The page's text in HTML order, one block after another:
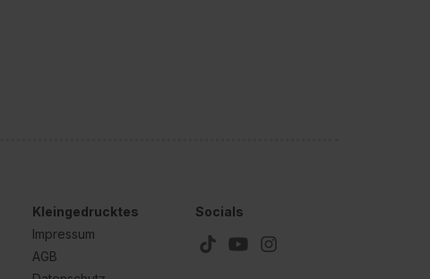
Kleingedrucktes
Impressum
AGB
Socials